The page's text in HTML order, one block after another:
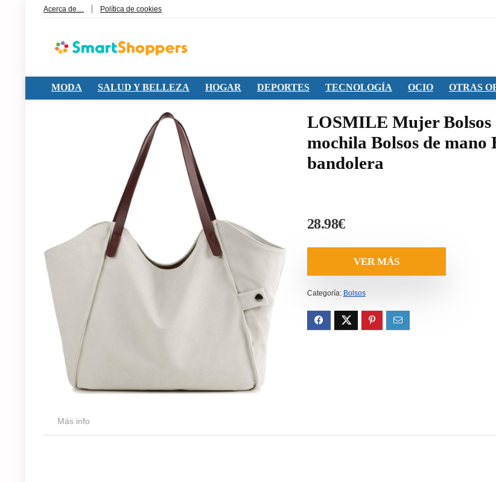
Acerca de… Política de cookies
MODA SALUD Y BELLEZA HOGAR DEPORTES TECNOLOGÍA OCIO OTRAS
LOSMILE Mujer Bolsos
mochila Bolsos de mano
bandolera
28.98€
VER MÁS
Categoría: Bolsos
Más info